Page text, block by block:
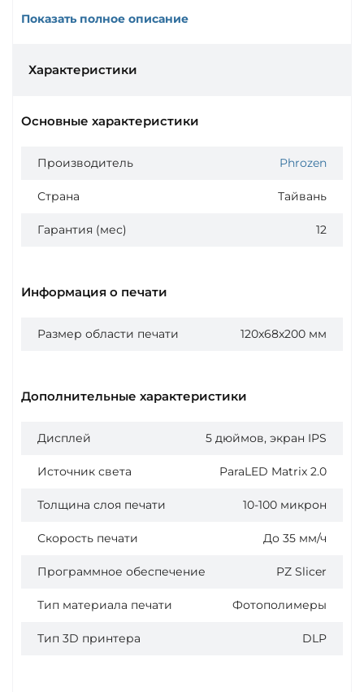
Показать полное описание
Характеристики
Основные характеристики
Производитель Phrozen
Страна Тайвань
Гарантия (мес) 12
Информация о печати
Размер области печати 120x68x200 мм
Дополнительные характеристики
Дисплей 5 дюймов, экран IPS
Источник света ParaLED Matrix 2.0
Толщина слоя печати 10-100 микрон
Скорость печати До 35 мм/ч
Программное обеспечение PZ Slicer
Тип материала печати Фотополимеры
Тип 3D принтера DLP